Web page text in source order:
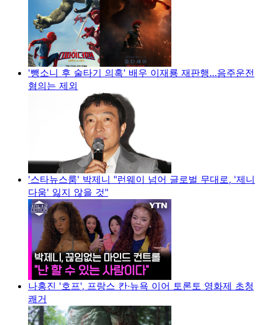
'뺑소니 후 술타기 의혹' 배우 이재룡 재판행…음주운전
혐의는 제외
'스타뉴스룸' 박제니 "런웨이 넘어 글로벌 무대로, '제니
다움' 잃지 않을 것"
나홍진 '호프', 프랑스 칸·뉴욕 이어 토론토 영화제 초청
쾌거